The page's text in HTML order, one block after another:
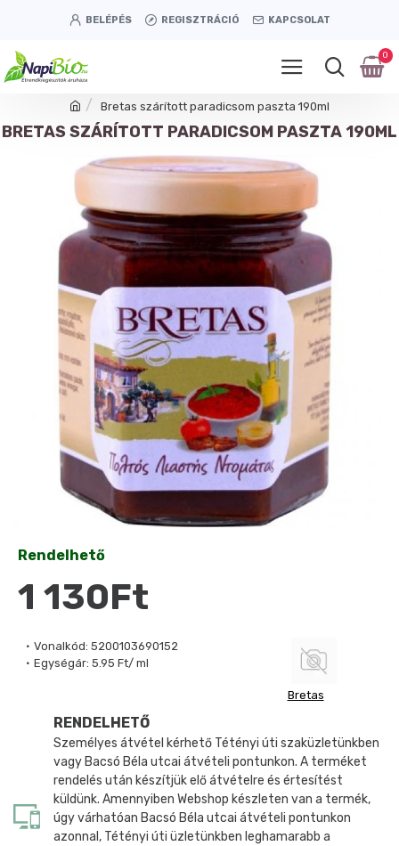
BELÉPÉS REGISZTRÁCIÓ KAPCSOLAT
0
Bretas szárított paradicsom paszta 190ml
BRETAS SZÁRÍTOTT PARADICSOM PASZTA 190ML
Vonalkód: 5200103690152
Egységár: 5.95 Ft/ ml
Bretas
Rendelhető
1 130Ft
RENDELHETŐ
Személyes átvétel kérhető Tétényi úti szaküzletünkben
vagy Bacsó Béla utcai átvételi pontunkon. A terméket
rendelés után készítjük elő átvételre és értesítést
küldünk. Amennyiben Webshop készleten van a termék,
úgy várhatóan Bacsó Béla utcai átvételi pontunkon
azonnal, Tétényi úti üzletünkben leghamarabb a